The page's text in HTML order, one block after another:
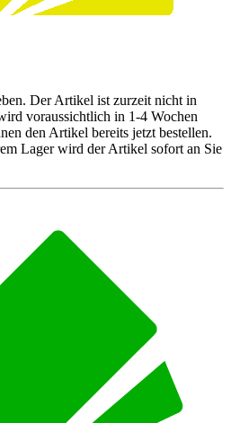
Der Artikel ist zurzeit nicht in
voraussichtlich in 1-4 Wochen
den Artikel bereits jetzt bestellen.
Lager wird der Artikel sofort an Sie